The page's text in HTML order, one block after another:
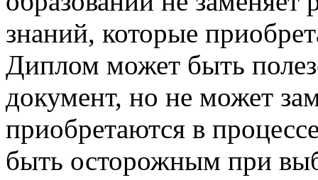
знаний, которые
Диплом может быть
документ, но не может
приобретаются в
быть осторожным при